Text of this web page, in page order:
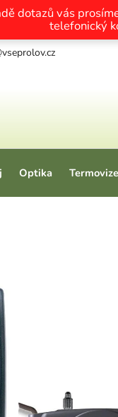
dotazů vás
telefonický
Optika Termovize